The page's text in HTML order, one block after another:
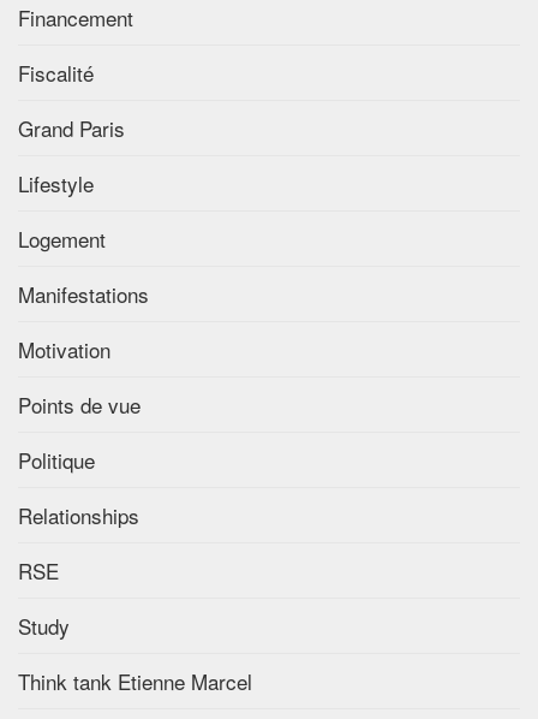
Financement
Fiscalité
Grand Paris
Lifestyle
Logement
Manifestations
Motivation
Points de vue
Politique
Relationships
RSE
Study
Think tank Etienne Marcel